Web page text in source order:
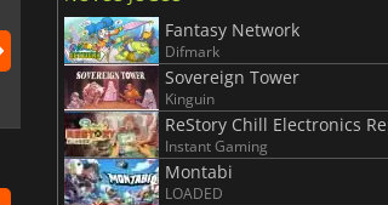
Fantasy Network
Difmark
Sovereign Tower
Kinguin
ReStory Chill Electronics
Instant Gaming
Montabi
LOADED